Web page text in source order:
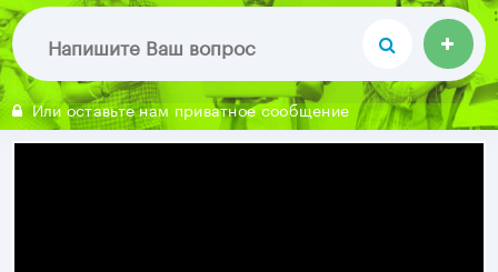
Или оставьте нам приватное сообщение